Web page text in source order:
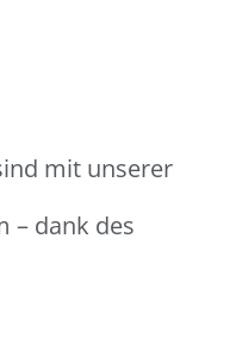
mit unserer
– dank des